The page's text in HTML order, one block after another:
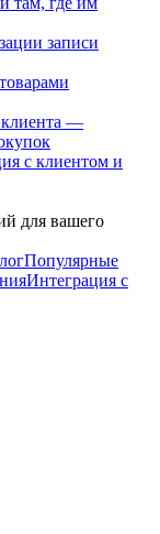
записи
клиента —
с клиентом и
для вашего
Популярные
Интеграция с